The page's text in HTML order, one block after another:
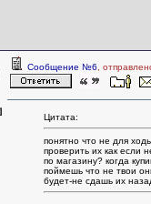
Сообщение №6 ,
Цитата:
понятно что не для
проверить их как если
по магазину? когда
поймешь что не твои
будет-не сдашь их